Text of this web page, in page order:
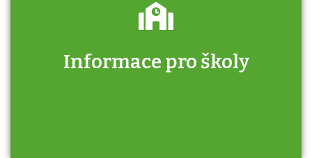
Informace pro školy
Zjistěte, jak se přihlásit ke zkoušce a kde